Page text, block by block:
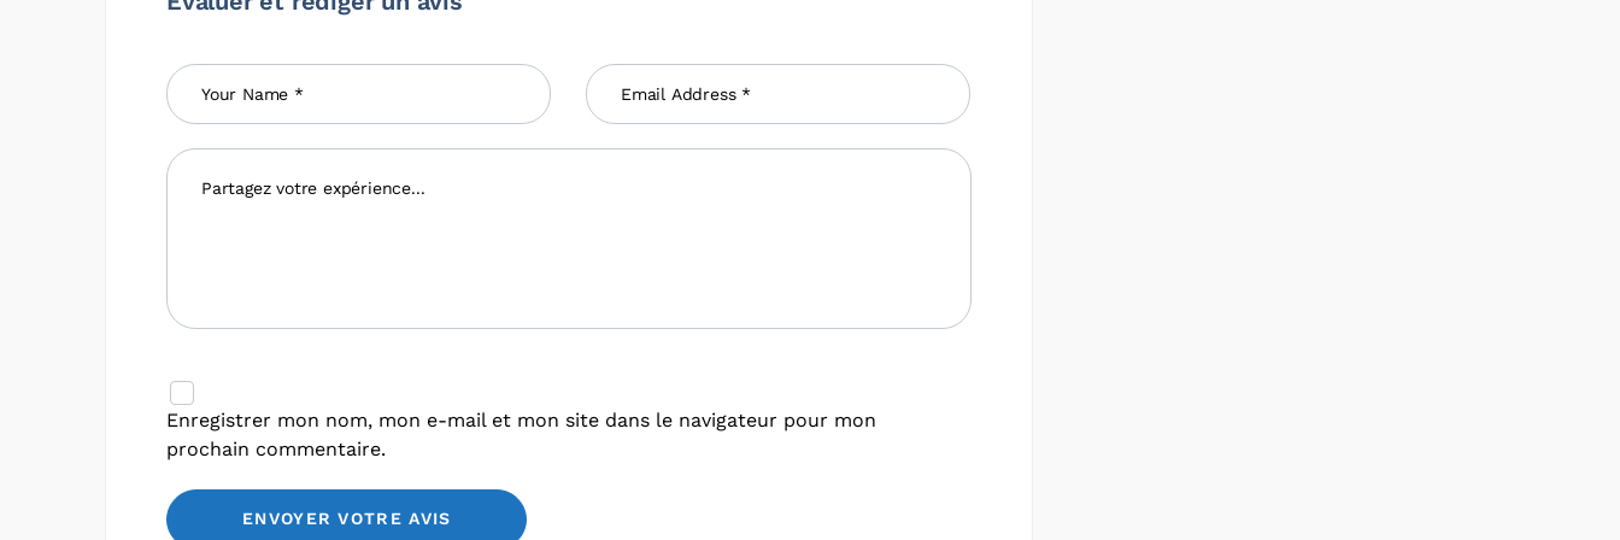
Enregistrer mon nom, mon e-mail et mon site dans le navigateur pour mon
prochain commentaire.